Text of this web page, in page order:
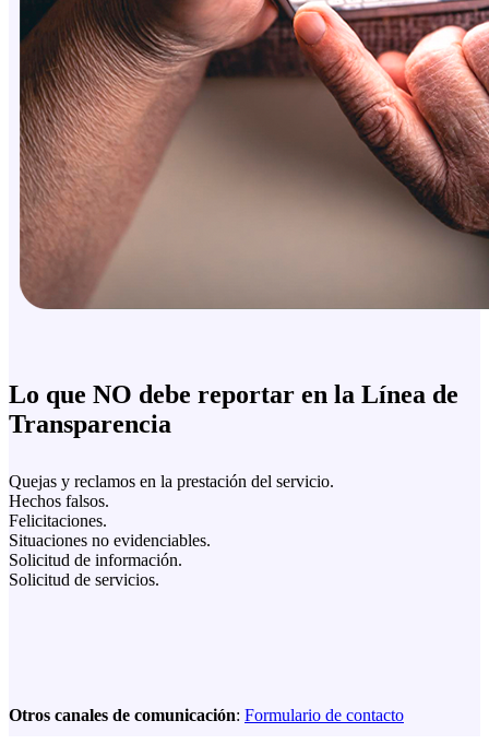
Lo que NO debe reportar en la Línea de
Transparencia
Quejas y reclamos en la prestación del servicio.
Hechos falsos.
Felicitaciones.
Situaciones no evidenciables.
Solicitud de información.
Solicitud de servicios.
Otros canales de comunicación: Formulario de contacto